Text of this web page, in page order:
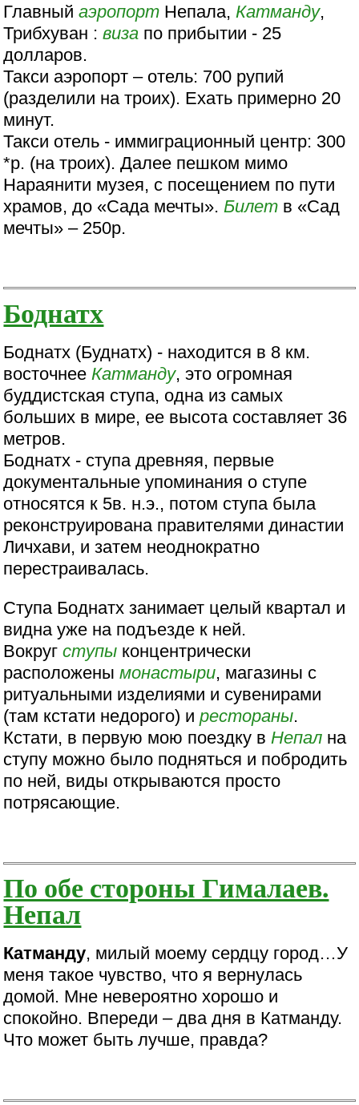
Главныйаэропорт Непала, Катманду,
Трибхуван :виза по прибытии - 25
долларов.
Такси аэропорт – отель: 700 рупий
(разделили на троих). Ехать примерно 20
минут.
Такси отель - иммиграционный центр: 300
*р. (на троих). Далее пешком мимо
Нараянити музея, с посещением по пути
храмов, до «Сада мечты». Билет в «Сад
мечты» – 250р.
Боднатх
Боднатх (Буднатх) - находится в 8 км.
восточнее Катманду, это огромная
буддистская ступа, одна из самых
больших в мире, ее высота составляет 36
метров.
Боднатх - ступа древняя, первые
документальные упоминания о ступе
относятся к 5в. н.э., потом ступа была
реконструирована правителями династии
Личхави, и затем неоднократно
перестраивалась.
Ступа Боднатх занимает целый квартал и
видна уже на подъезде к ней.
Вокругступы концентрически
расположенымонастыри, магазины с
ритуальными изделиями и сувенирами
(там кстати недорого) ирестораны.
Кстати, в первую мою поездку вНепал на
ступу можно было подняться и побродить
по ней, виды открываются просто
потрясающие.
По обе стороны Гималаев.
Непал
Катманду, милый моему сердцу город…У
меня такое чувство, что я вернулась
домой. Мне невероятно хорошо и
спокойно. Впереди – два дня в Катманду.
Что может быть лучше, правда?